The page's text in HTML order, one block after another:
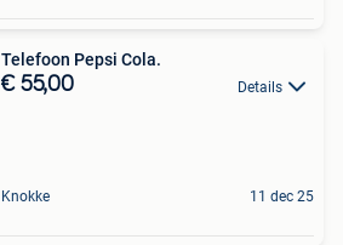
Telefoon Pepsi Cola.
€ 55,00 Details
Knokke 11 dec 25